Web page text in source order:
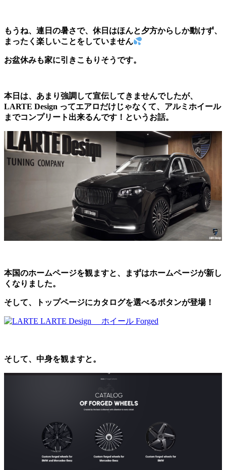
もうね、連日の暑さで、休日はほんと夕方からしか動けず、
まったく楽しいことをしていません
お盆休みも家に引きこもりそうです。
本日は、あまり強調して宣伝してきませんでしたが、
LARTE Design ってエアロだけじゃなくて、アルミホイール
までコンプリート出来るんです！というお話。
本国のホームページを観ますと、まずはホームページが新し
くなりました。
そして、トップページにカタログを選べるボタンが登場！
そして、中身を観ますと。